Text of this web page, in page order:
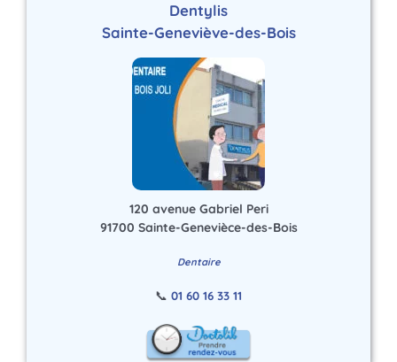
Dentylis
Sainte-Geneviève-des-Bois
120 avenue Gabriel Peri
91700 Sainte-Genevièce-des-Bois
Dentaire
📞 01 60 16 33 11